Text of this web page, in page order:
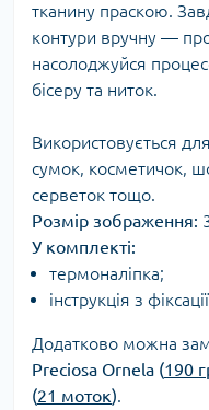
тканину праскою.
контури вручну —
насолоджуйся
бісеру та ниток.
Використовується
сумок, косметичок,
серветок тощо.
Розмір зображення:
У комплекті:
термоналіпка;
інструкція з
Додатково можна
Preciosa Ornela (190
(21 моток).